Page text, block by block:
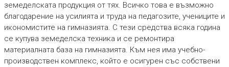
земеделската продукция от тях. Всичко това е възможно
благодарение на усилията и труда на педагозите, учениците и
икономистите на гимназията. С тези средства всяка година
се купува земеделска техника и се ремонтира
материалната база на гимназията. Към нея има учебно-
производствен комплекс, който е осигурен със собствени